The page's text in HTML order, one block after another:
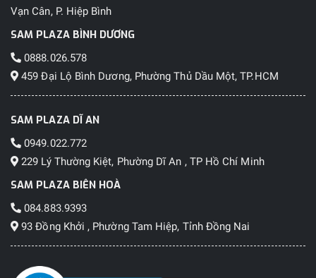
Vạn Cân, P. Hiệp Bình
SAM PLAZA BÌNH DƯƠNG
0888.026.578
459 Đại Lộ Bình Dương, Phường Thủ Dầu Một, TP.HCM
SAM PLAZA DĨ AN
0949.022.772
229 Lý Thường Kiệt, Phường Dĩ An , TP Hồ Chí Minh
SAM PLAZA BIÊN HOÀ
084.883.9393
93 Đồng Khởi , Phường Tam Hiệp, Tỉnh Đồng Nai